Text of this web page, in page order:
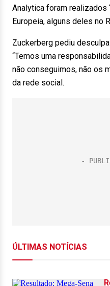
Analytica foram realizados
Europeia, alguns deles no
Zuckerberg pediu
“Temos uma
não conseguimos, não os
da rede social.